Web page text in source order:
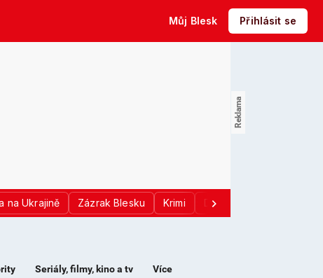
Můj Blesk Přihlásit se
na Ukrajině Zázrak Blesku Krimi Donald Trump
Seriály, filmy, kino a tv Více